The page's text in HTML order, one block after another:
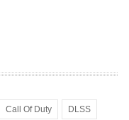
Call Of Duty DLSS